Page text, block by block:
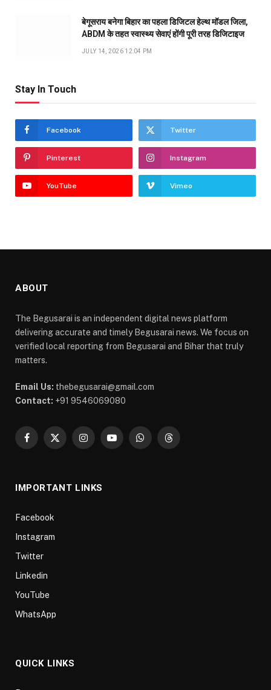
बेगूसराय बनेगा बिहार का पहला डिजिटल हेल्थ मॉडल जिला,
ABDM के तहत स्वास्थ्य सेवाएं होंगी पूरी तरह डिजिटाइज
JULY 14, 2026 12:04 PM
Stay In Touch
Facebook Twitter
Pinterest Instagram
YouTube Vimeo
ABOUT
The Begusarai is an independent digital news platform
delivering accurate and timely Begusarai news. We focus on
verified local reporting from Begusarai and Bihar that truly
matters.
Email Us: thebegusarai@gmail.com
Contact: +91 9546069080
Facebook
X
InstagramYouTubeWhatsAppThreads
IMPORTANT LINKS
Facebook
Instagram
Twitter
Linkedin
YouTube
WhatsApp
QUICK LINKS